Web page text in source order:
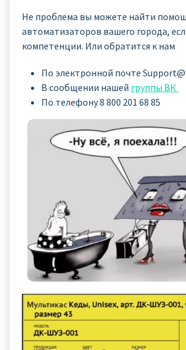
Не проблема вы можете найти
автоматизаторов вашего города,
компетенции. Или обратится к нам
По электронной почте
В сообщении нашей группы ВК
По телефону 8 800 201 68 85